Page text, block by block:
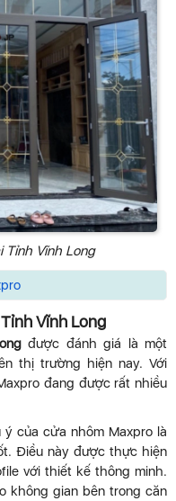
Tỉnh Vĩnh Long
Vĩnh Long
được đánh giá là một
thị trường hiện nay. Với
đang được rất nhiều
của cửa nhôm Maxpro là
Điều này được thực hiện
với thiết kế thông minh.
không gian bên trong căn